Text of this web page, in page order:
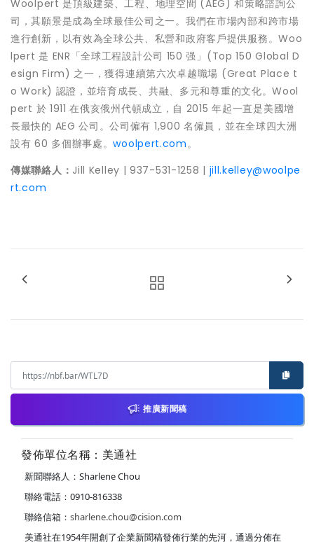
Woolpert 是頂級建築、工程、地理空間 (AEG) 和策略諮詢公
司，其願景是成為全球最佳公司之一。我們在市場內部和跨市場
進行創新，以有效為全球公共、私營和政府客戶提供服務。Woo
lpert 是 ENR「全球工程設計公司 150 强」(Top 150 Global D
esign Firm) 之一，獲得連續第六次卓越職場 (Great Place t
o Work) 認證，並培育成長、共融、多元和尊重的文化。Wool
pert 於 1911 在俄亥俄州代頓成立，自 2015 年起一直是美國增
長最快的 AEG 公司。公司僱有 1,900 名僱員，並在全球四大洲
設有 60 多個辦事處。woolpert.com。
傳媒聯絡人： Jill Kelley | 937-531-1258 | jill.kelley@woolpe
rt.com
推廣新聞稿
發佈單位名稱：美通社
新聞聯絡人：Sharlene Chou
聯絡電話：0910-816338
聯絡信箱： sharlene.chou@cision.com
美通社在1954年開創了企業新聞稿發佈行業的先河，通過分佈在